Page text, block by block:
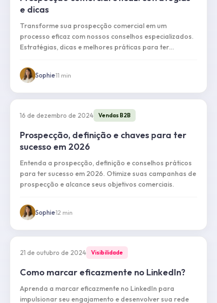
e dicas
Transforme sua prospecção comercial em um
processo eficaz com nossos conselhos especializados.
Estratégias, dicas e melhores práticas para ter
Sophie·11 min
16 de dezembro de 2024 Vendas B2B
Prospecção, definição e chaves para ter
sucesso em 2026
Entenda a prospecção, definição e conselhos práticos
para ter sucesso em 2026. Otimize suas campanhas de
prospecção e alcance seus objetivos comerciais.
Sophie·12 min
21 de outubro de 2024 Visibilidade
Como marcar eficazmente no LinkedIn?
Aprenda a marcar eficazmente no LinkedIn para
impulsionar seu engajamento e desenvolver sua rede